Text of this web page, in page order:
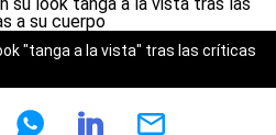
"tanga a la vista" tras las críticas